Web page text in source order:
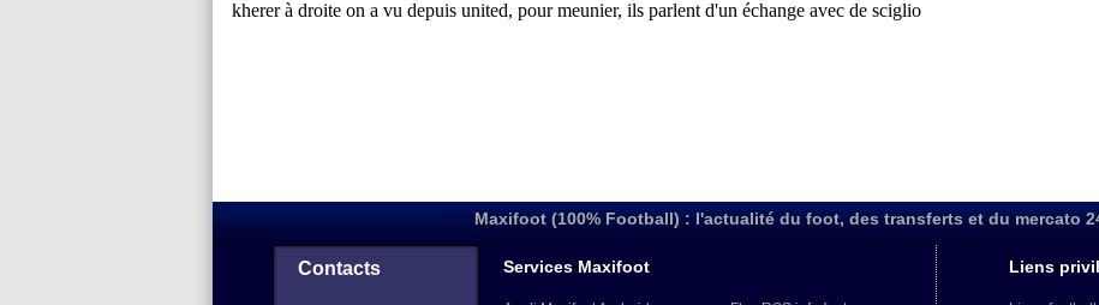
Maxifoot (100% Football) : l'actualité du foot, des transferts et du mercato
Contacts Services Maxifoot Liens